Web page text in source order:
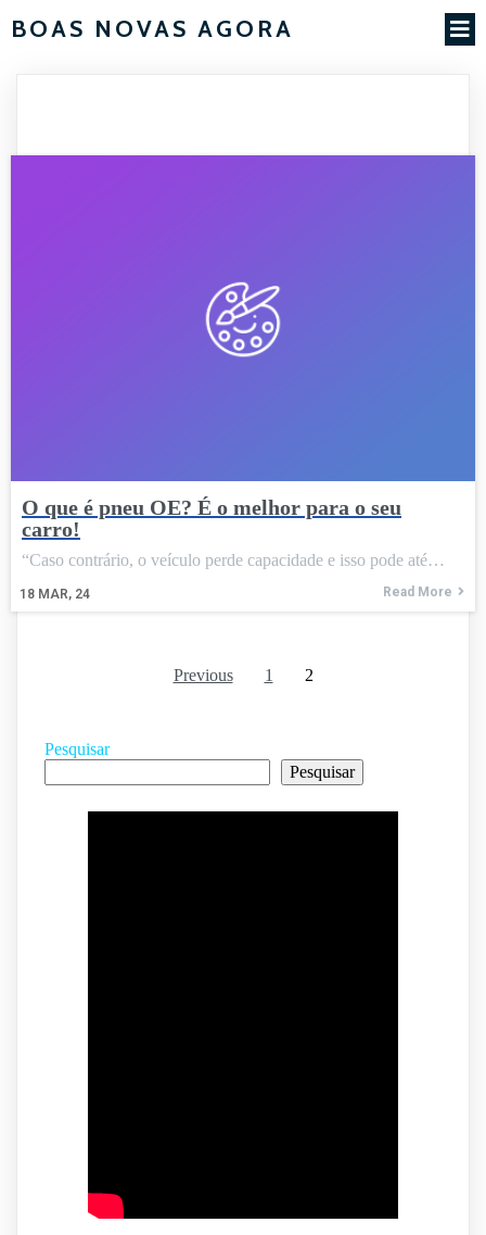
BOAS NOVAS AGORA
O que é pneu OE? É o melhor para o seu
carro!
18 MAR, 24
“Caso contrário, o veículo perde capacidade e isso pode até…
Read More
Previous 1 2
Pesquisar
Pesquisar